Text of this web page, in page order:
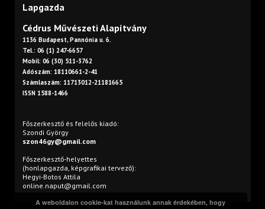
Lapgazda
Cédrus Művészeti Alapítvány
1136 Budapest, Pannónia u. 6.
Tel.: 06 (1) 247-6657
Mobil: 06 (30) 511-3762
Adószám: 18110661-2-41
Számlaszám: 11713012-21181665
ISSN 1588-1466
Főszerkesztő és felelős kiadó:
Szondi György
szon46gy@gmail.com
Főszerkesztő-helyettes
(honlapgazda, képgrafikai tervező):
Hegyi-Botos Attila
online.naput@gmail.com
A weboldalon cookie-kat használunk annak érdekében, hogy